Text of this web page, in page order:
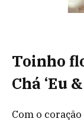
Toinho
Chá ‘Eu
Com o